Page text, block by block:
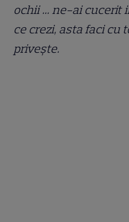
ochii … ne-ai cucerit
ce crezi, asta faci cu
privește.